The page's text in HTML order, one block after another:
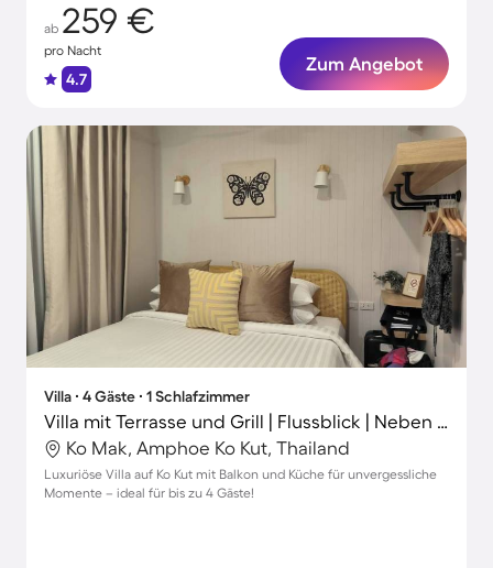
ab 259 €
pro Nacht
4.7
Zum Angebot
Villa ∙ 4 Gäste ∙ 1 Schlafzimmer
Villa mit Terrasse und Grill | Flussblick | Neben dem Strand | Ideal für Homeoffice
Ko Mak, Amphoe Ko Kut, Thailand
Luxuriöse Villa auf Ko Kut mit Balkon und Küche für unvergessliche
Momente – ideal für bis zu 4 Gäste!